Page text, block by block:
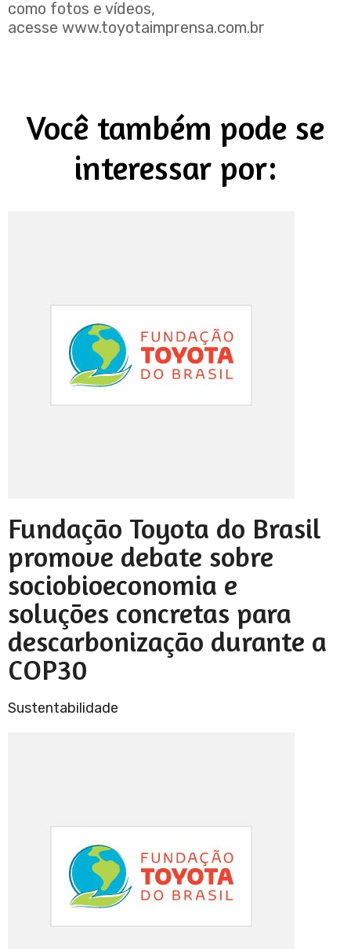
como fotos e vídeos,
acesse www.toyotaimprensa.com.br
Você também pode se
interessar por:
Fundação Toyota do Brasil
promove debate sobre
sociobioeconomia e
soluções concretas para
descarbonização durante a
COP30
Sustentabilidade